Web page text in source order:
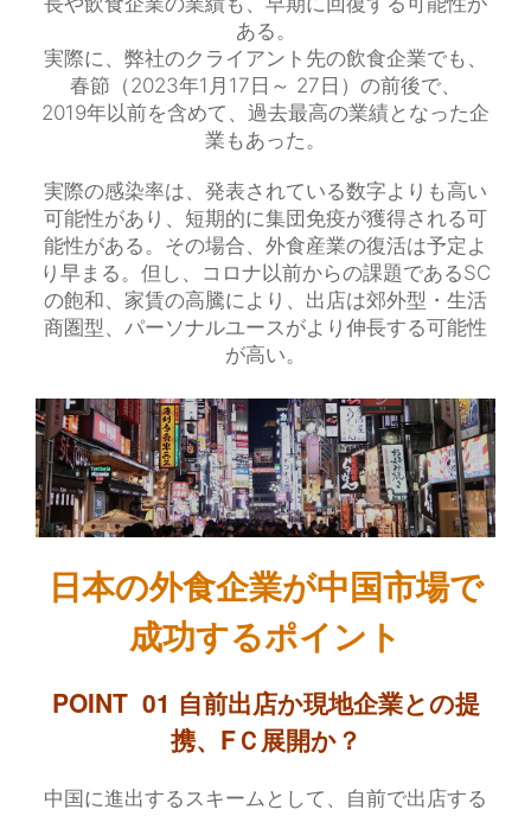
ある。
実際に、弊社のクライアント先の飲食企業でも、
春節（2023年1月17日～ 27日）の前後で、
2019年以前を含めて、過去最高の業績となった企
業もあった。
実際の感染率は、発表されている数字よりも高い
可能性があり、短期的に集団免疫が獲得される可
能性がある。その場合、外食産業の復活は予定よ
り早まる。但し、コロナ以前からの課題であるSC
の飽和、家賃の高騰により、出店は郊外型・生活
商圏型、パーソナルユースがより伸長する可能性
が高い。
日本の外食企業が中国市場で
成功するポイント
POINT 01 自前出店か現地企業との提
携、FＣ展開か？
中国に進出するスキームとして、自前で出店する